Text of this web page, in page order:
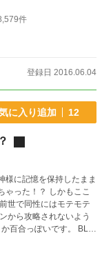
件
登録日 2016.06.04
に入り追加 12
様に記憶を保持したまま
った！？ しかもここ
から攻略されないよう
ておきます。